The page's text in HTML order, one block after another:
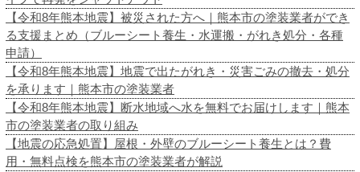
【令和8年熊本地震】被災された方へ｜熊本市の塗装業者ができ
る支援まとめ（ブルーシート養生・水運搬・がれき処分・各種
申請）
【令和8年熊本地震】地震で出たがれき・災害ごみの撤去・処分
を承ります｜熊本市の塗装業者
【令和8年熊本地震】断水地域へ水を無料でお届けします｜熊本
市の塗装業者の取り組み
【地震の応急処置】屋根・外壁のブルーシート養生とは？費
用・無料点検を熊本市の塗装業者が解説